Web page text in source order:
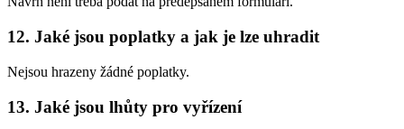
12. Jaké jsou poplatky a jak je lze uhradit
Nejsou hrazeny žádné poplatky.
13. Jaké jsou lhůty pro vyřízení